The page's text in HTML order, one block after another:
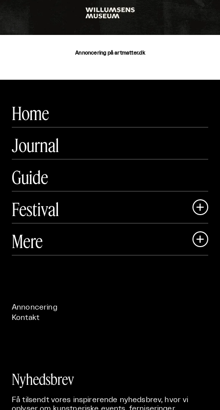
Annoncering på artmatter.dk
Home
Journal
Guide
Festival

 Art Matter Festival
Mere 
Annoncering
Kontakt
Nyhedsbrev
Få tilsendt vores inspirerende nyhedsbrev, hvor vi